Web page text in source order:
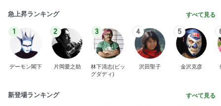
急上昇ランキング すべて見る
1
デーモン閣下
2
片岡愛之助
3
林下清志(ビッ
グダディ)
4
沢田聖子
5
金沢克彦
新登場ランキング すべて見る